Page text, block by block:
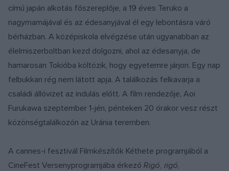
című japán alkotás főszereplője, a 19 éves Teruko a
nagymamájával és az édesanyjával él egy lebontásra váró
bérházban. A középiskola elvégzése után ugyanabban az
élelmiszerboltban kezd dolgozni, ahol az édesanyja, de
hamarosan Tokióba költözik, hogy egyetemre járjon. Egy nap
felbukkan rég nem látott apja. A találkozás felkavarja a
családi állóvizet az indulás előtt. A film rendezője, Aoi
Furukawa szeptember 1-jén, pénteken 20 órakor vesz részt
közönségtalálkozón az Uránia teremben.
A cannes-i fesztivál Filmkészítők Kéthete programjából a
CineFest Versenyprogramjába érkező Rigó, rigó,